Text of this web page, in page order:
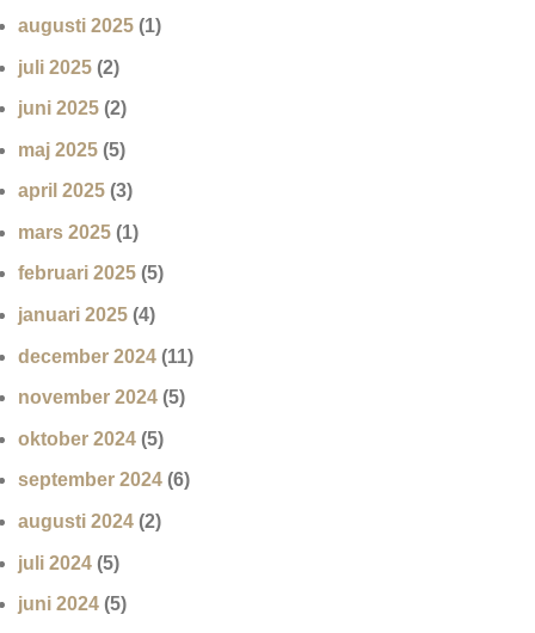
augusti 2025 (1)
juli 2025 (2)
juni 2025 (2)
maj 2025 (5)
april 2025 (3)
mars 2025 (1)
februari 2025 (5)
januari 2025 (4)
december 2024 (11)
november 2024 (5)
oktober 2024 (5)
september 2024 (6)
augusti 2024 (2)
juli 2024 (5)
juni 2024 (5)